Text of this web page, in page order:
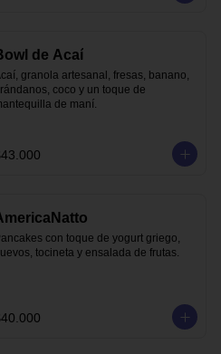
de Acaí
granola artesanal, fresas, banano,
coco y un toque de
de maní.
con toque de yogurt griego,
tocineta y ensalada de frutas.